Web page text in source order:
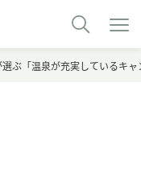
選ぶ「温泉が充実しているキ